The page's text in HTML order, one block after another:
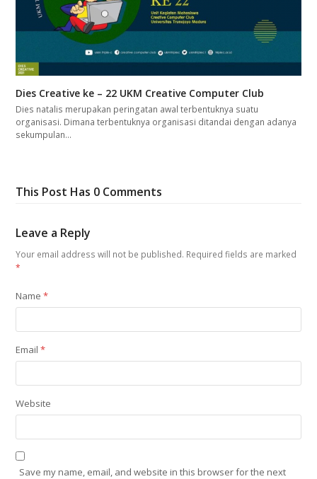
Dies Creative ke – 22 UKM Creative Computer Club
Dies natalis merupakan peringatan awal terbentuknya suatu
organisasi. Dimana terbentuknya organisasi ditandai dengan adanya
sekumpulan…
This Post Has 0 Comments
Leave a Reply
Your email address will not be published. Required fields are marked
*
Name*
Email*
Website
Save my name, email, and website in this browser for the next